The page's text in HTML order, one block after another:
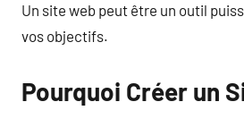
Un site web peut être un outil
vos objectifs.
Pourquoi Créer un